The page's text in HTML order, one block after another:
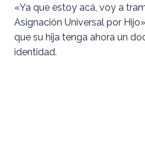
«Ya que estoy acá, voy a
Asignación Universal por
que su hija tenga ahora un
identidad.